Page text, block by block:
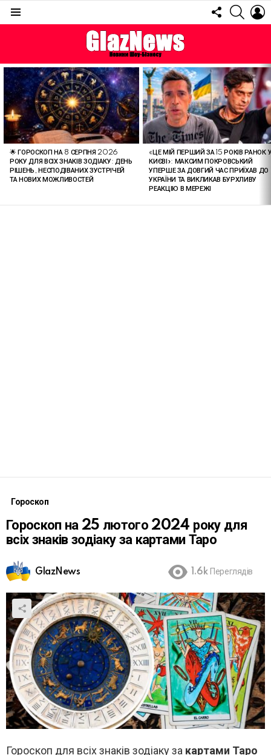
FOLLOW
US
ОСТАННІ
СТАТТІ
🌟 ГОРОСКОП НА 8 СЕРПНЯ 2026
РОКУ ДЛЯ ВСІХ ЗНАКІВ ЗОДІАКУ: ДЕНЬ
РІШЕНЬ, НЕСПОДІВАНИХ ЗУСТРІЧЕЙ
ТА НОВИХ МОЖЛИВОСТЕЙ
«ЦЕ МІЙ ПЕРШИЙ ЗА 15 РОКІВ РАНОК
КИЄВІ»: МАКСИМ ПОКРОВСЬКИЙ
УПЕРШЕ ЗА ДОВГИЙ ЧАС ПРИЇХАВ ДО
УКРАЇНИ ТА ВИКЛИКАВ БУРХЛИВУ
РЕАКЦІЮ В МЕРЕЖІ
Гороскоп
Гороскоп на 25 лютого 2024 року для
всіх знаків зодіаку за картами Таро
GlazNews 1.6k Переглядів
Гороскоп для всіх знаків зодіаку за картами Таро